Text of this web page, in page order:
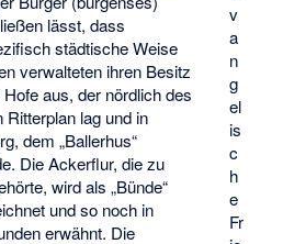
v
a
n
g
el
is
c
h
e
Fr
lässt, dass
städtische Weise
verwalteten ihren Besitz
aus, der nördlich des
lag und in
dem„Ballerhus“
Die Ackerflur, die zu
wird als „Bünde“
und so noch in
erwähnt. Die